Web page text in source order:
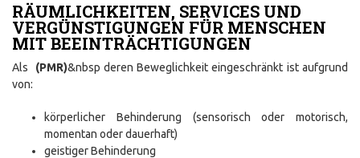
RÄUMLICHKEITEN, SERVICES UND
VERGÜNSTIGUNGEN FÜR MENSCHEN
MIT BEEINTRÄCHTIGUNGEN
Als (PMR)&nbsp deren Beweglichkeit eingeschränkt ist aufgrund
von:
körperlicher Behinderung (sensorisch oder motorisch,
momentan oder dauerhaft)
geistiger Behinderung